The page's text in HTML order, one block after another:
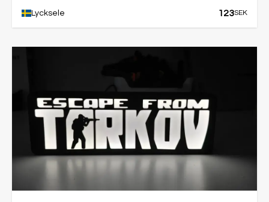
Lycksele 123SEK